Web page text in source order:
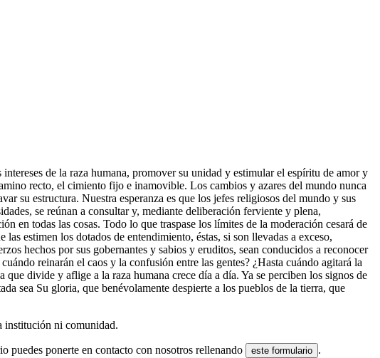
de la raza humana, promover su unidad y estimular el espíritu de amor y
recto, el cimiento fijo e inamovible. Los cambios y azares del mundo nunca
su estructura. Nuestra esperanza es que los jefes religiosos del mundo y sus
se reúnan a consultar y, mediante deliberación ferviente y plena,
en todas las cosas. Todo lo que traspase los límites de la moderación cesará de
estimen los dotados de entendimiento, éstas, si son llevadas a exceso,
hechos por sus gobernantes y sabios y eruditos, sean conducidos a reconocer
reinarán el caos y la confusión entre las gentes? ¿Hasta cuándo agitará la
divide y aflige a la raza humana crece día a día. Ya se perciben los signos de
sea Su gloria, que benévolamente despierte a los pueblos de la tierra, que
institución ni comunidad.
puedes ponerte en contacto con nosotros rellenando este formulario .